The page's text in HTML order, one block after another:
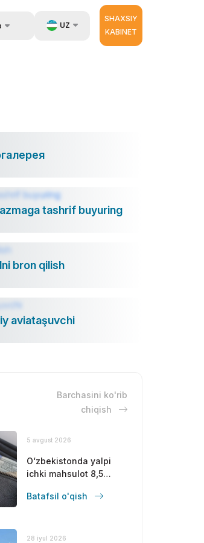
UZ
SHAXSIY
KABINET
tashrif buyuring
bron qilish
aviataşuvchi
Barchasini ko'rib
chiqish
5 avgust 2026
O‘zbekistonda yalpi
ichki mahsulot 8,5
Batafsil o'qish
28 iyul 2026